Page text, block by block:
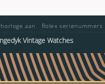
aan Rolex serienummers
Vintage Watches